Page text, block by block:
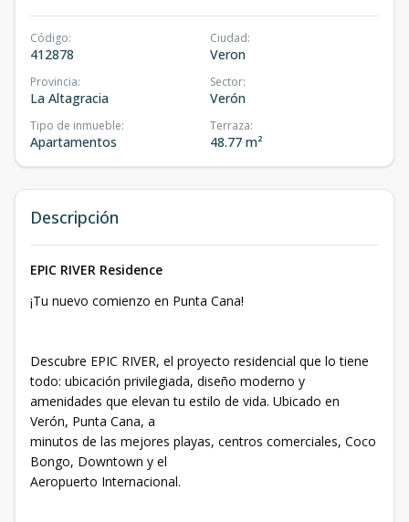
Código:
412878
Ciudad:
Veron
Provincia:
La Altagracia
Sector:
Verón
Tipo de inmueble:
Apartamentos
Terraza:
48.77 m²
Descripción
EPIC RIVER Residence
¡Tu nuevo comienzo en Punta Cana!
Descubre EPIC RIVER, el proyecto residencial que lo tiene
todo: ubicación privilegiada, diseño moderno y
amenidades que elevan tu estilo de vida. Ubicado en
Verón, Punta Cana, a
minutos de las mejores playas, centros comerciales, Coco
Bongo, Downtown y el
Aeropuerto Internacional.